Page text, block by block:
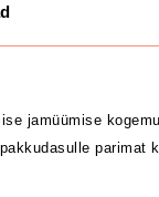
jamüümise
parimat